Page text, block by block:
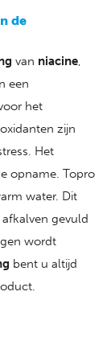
de
van niacine,
een
het
zijn
Het
opname. Topro
water. Dit
gevuld
wordt
bent u altijd